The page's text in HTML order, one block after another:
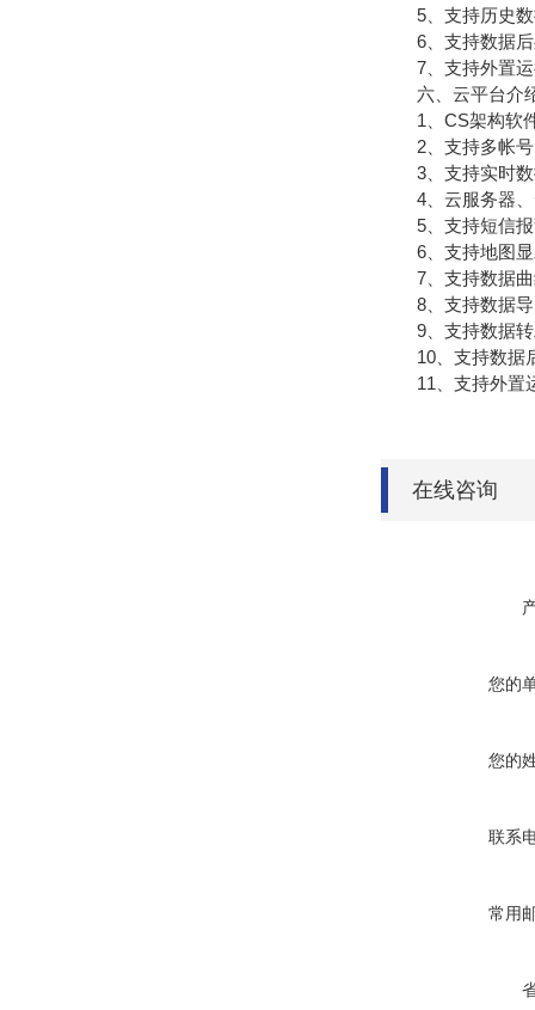
5、支持历史数
6、支持数据后
7、支持外置运
六、云平台介
1、CS架构软件
2、支持多帐号
3、支持实时数
4、云服务器、
5、支持短信报
6、支持地图显
7、支持数据曲
8、支持数据导
9、支持数据转
10、支持数据
11、支持外置
在线咨询
您的
您的
联系
常用